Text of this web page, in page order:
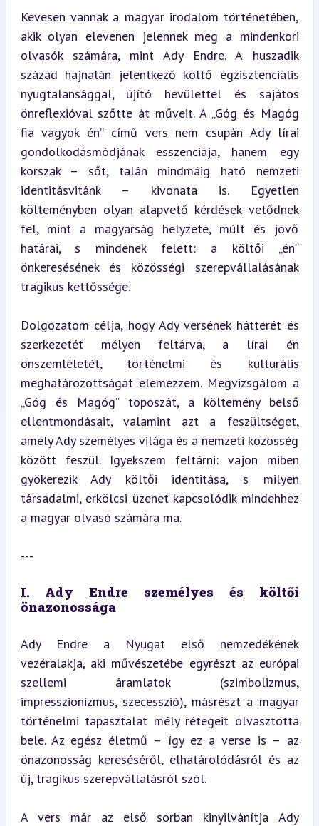
Kevesen vannak a magyar irodalom történetében,
akik olyan elevenen jelennek meg a mindenkori
olvasók számára, mint Ady Endre. A huszadik
század hajnalán jelentkező költő egzisztenciális
nyugtalansággal, újító hevülettel és sajátos
önreflexióval szőtte át műveit. A „Góg és Magóg
fia vagyok én” című vers nem csupán Ady lírai
gondolkodásmódjának esszenciája, hanem egy
korszak – sőt, talán mindmáig ható nemzeti
identitásvitánk – kivonata is. Egyetlen
költeményben olyan alapvető kérdések vetődnek
fel, mint a magyarság helyzete, múlt és jövő
határai, s mindenek felett: a költői „én”
önkeresésének és közösségi szerepvállalásának
tragikus kettőssége.
Dolgozatom célja, hogy Ady versének hátterét és
szerkezetét mélyen feltárva, a lírai én
önszemléletét, történelmi és kulturális
meghatározottságát elemezzem. Megvizsgálom a
„Góg és Magóg” toposzát, a költemény belső
ellentmondásait, valamint azt a feszültséget,
amely Ady személyes világa és a nemzeti közösség
között feszül. Igyekszem feltárni: vajon miben
gyökerezik Ady költői identitása, s milyen
társadalmi, erkölcsi üzenet kapcsolódik mindehhez
a magyar olvasó számára ma.
---
I. Ady Endre személyes és költői
önazonossága
Ady Endre a Nyugat első nemzedékének
vezéralakja, aki művészetébe egyrészt az európai
szellemi áramlatok (szimbolizmus,
impresszionizmus, szecesszió), másrészt a magyar
történelmi tapasztalat mély rétegeit olvasztotta
bele. Az egész életmű – így ez a verse is – az
önazonosság kereséséről, elhatárolódásról és az
új, tragikus szerepvállalásról szól.
A vers már az első sorban kinyilvánítja Ady